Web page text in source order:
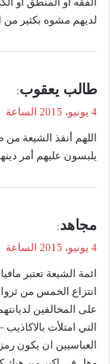
لديهم مشوه بكثير من
ي
ل
طالب يعقوب:
4 يونيو، 2015 الساعة
اللهم أنقذ الشيعة
يلبسون عليهم أمر
ل
مجاهد:
4 يونيو، 2015 الساعة
ائمة الشيعة تعتبر
انتزاع الخمس من
على المخالفين
التي امتلأت
العباسيين ان يكون